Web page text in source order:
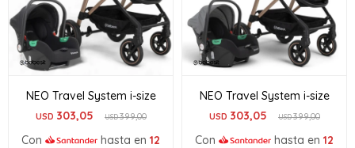
NEO Travel System i-size
USD 303,05 USD399,00
Con hasta en 12
NEO Travel System i-size
USD 303,05 USD399,00
Con hasta en 12